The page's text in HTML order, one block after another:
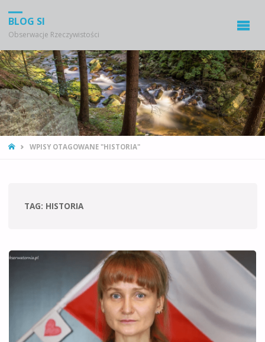
BLOG SI
Obserwacje Rzeczywistości
STRONA
WPISY OTAGOWANE "HISTORIA"
TAG: HISTORIA